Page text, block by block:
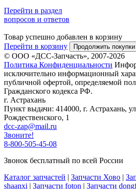
Перейти в раздел
вопросов и ответов
Товар успешно добавлен в корзину
Перейти в корзину
Продолжить покупки
© ООО «ДСС-Запчасть», 2007-2026
Политика Конфиденциальности
исключительно информационный
публичной офертой, определяемой
Гражданского кодекса РФ.
г. Астрахань
Пункт выдачи: 414000, г. Астрахань,
Рождественского, 1
dcc-zap@mail.ru
Звоните!
8-800-505-45-08
Звонок бесплатный по всей России
Каталог запчастей | Запчасти Хово |
shaanxi | Запчасти foton | Запчасти